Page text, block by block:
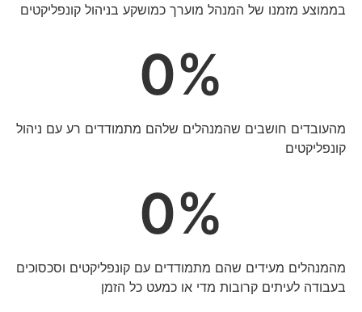
בממוצע מזמנו של המנהל מוערך כמושקע בניהול קונפליקטים
%
0
מהעובדים חושבים שהמנהלים שלהם מתמודדים רע עם ניהול
קונפליקטים
%
0
מהמנהלים מעידים שהם מתמודדים עם קונפליקטים וסכסוכים
בעבודה לעיתים קרובות מדי או כמעט כל הזמן